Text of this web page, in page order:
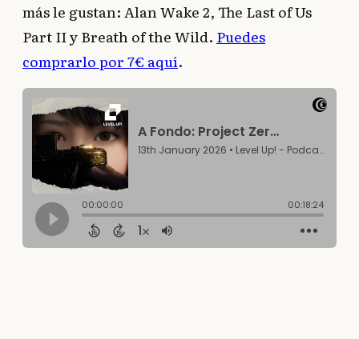
más le gustan: Alan Wake 2, The Last of Us
Part II y Breath of the Wild. Puedes
comprarlo por 7€ aquí.